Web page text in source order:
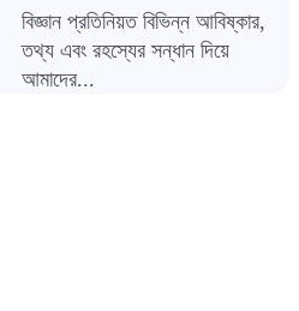
বিজ্ঞান প্রতিনিয়ত বিভিন্ন আবিষ্কার,
তথ্য এবং রহস্যের সন্ধান দিয়ে
আমাদের...